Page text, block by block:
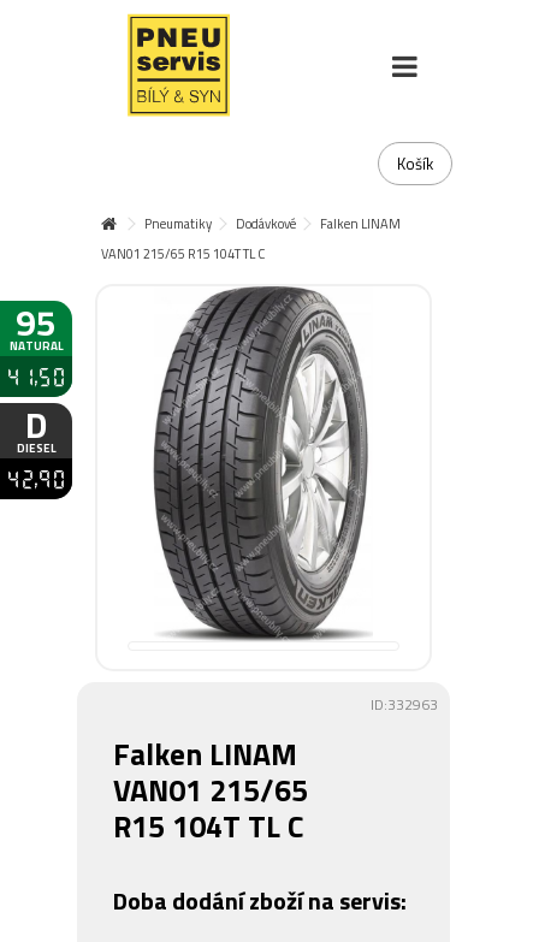
95
NATURAL
41,50
D
DIESEL
42,90
Košík
Pneumatiky Dodávkové
Falken LINAM
VAN01 215/65 R15 104T TL C
ID:332963
Falken LINAM
VAN01 215/65
R15 104T TL C
Doba dodání zboží na servis: